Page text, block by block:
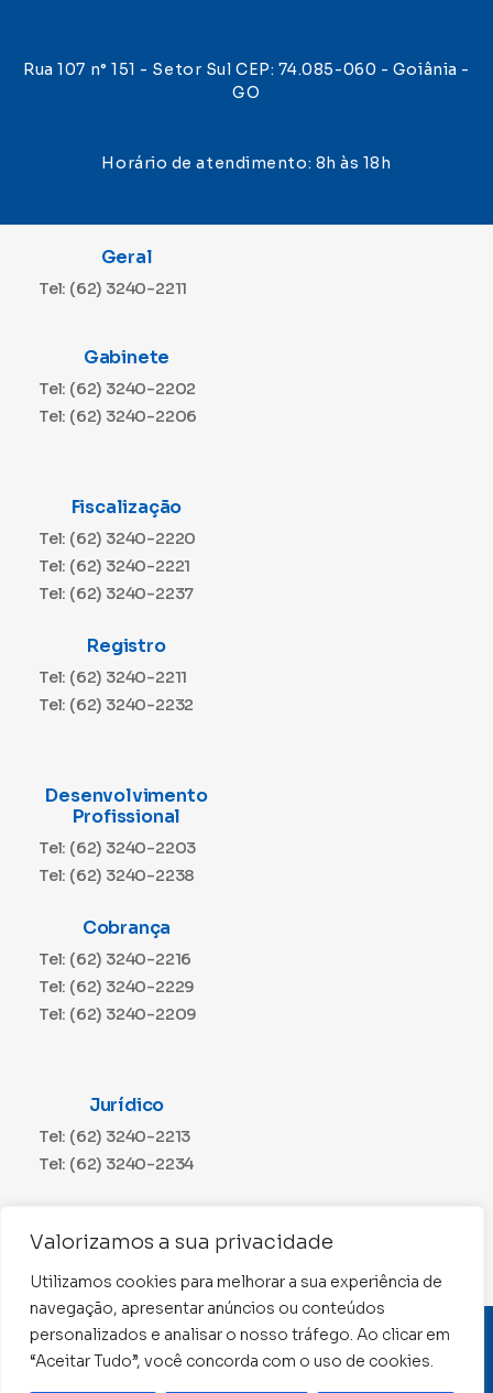
Valorizamos a sua privacidade
Utilizamos cookies para melhorar a sua experiência de
navegação, apresentar anúncios ou conteúdos
personalizados e analisar o nosso tráfego. Ao clicar em
“Aceitar Tudo”, você concorda com o uso de cookies.
Rua 107 n° 151 - Setor Sul CEP: 74.085-060 - Goiânia -
GO
Horário de atendimento: 8h às 18h
Geral
Tel: (62) 3240-2211
Gabinete
Tel: (62) 3240-2202
Tel: (62) 3240-2206
Fiscalização
Tel: (62) 3240-2220
Tel: (62) 3240-2221
Tel: (62) 3240-2237
Registro
Tel: (62) 3240-2211
Tel: (62) 3240-2232
Desenvolvimento
Profissional
Tel: (62) 3240-2203
Tel: (62) 3240-2238
Cobrança
Tel: (62) 3240-2216
Tel: (62) 3240-2229
Tel: (62) 3240-2209
Jurídico
Tel: (62) 3240-2213
Tel: (62) 3240-2234
Tel: (62) 3240-2230
CNPJ: 01.015.676/0001-11
Conselho Regional de Contabilidade de Goiás 2022 –